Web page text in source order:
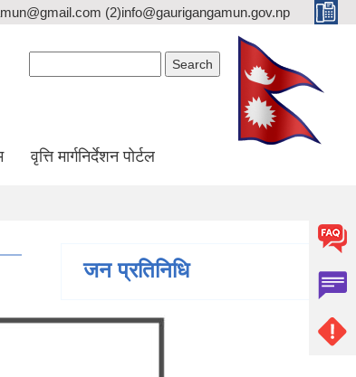
(2)info@gaurigangamun.gov.np
वृत्ति मार्गनिर्देशन पोर्टल
जन प्रतिनिधि